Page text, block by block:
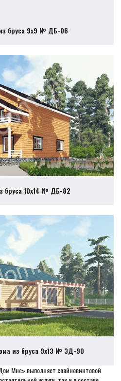
бруса 9х9 № ДБ-06
бруса 10х14 № ДБ-82
из бруса 9х13 № ЭД-90
Мне» выполняет свайновинтовой